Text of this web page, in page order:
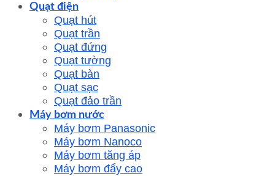
Quạt điện
Quạt hút
Quạt trần
Quạt đứng
Quạt tường
Quạt bàn
Quạt sạc
Quạt đảo trần
Máy bơm nước
Máy bơm Panasonic
Máy bơm Nanoco
Máy bơm tăng áp
Máy bơm đẩy cao